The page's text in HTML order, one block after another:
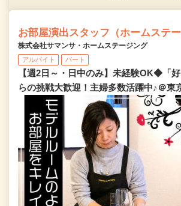
お部屋演出スタッフ（ホームステー
株式会社サマンサ・ホームステージング
アルバイト パート
【週2日～・日中のみ】未経験OK◆「
らの挑戦大歓迎！主婦多数活躍中♪＠東